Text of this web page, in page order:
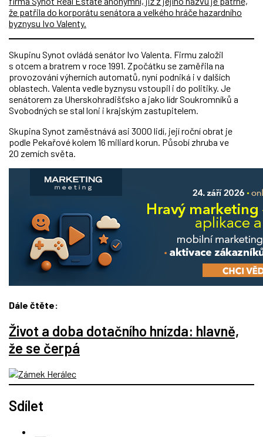
Skupinu Synot ovládá senátor Ivo Valenta. Firmu založil
s otcem a bratrem v roce 1991. Zpočátku se zaměřila na
provozování výherních automatů, nyní podniká i v dalších
oblastech. Valenta vedle byznysu vstoupil i do politiky. Je
senátorem za Uherskohradišťsko a jako lídr Soukromníků a
Svobodných se stal loni i krajským zastupitelem.
Skupina Synot zaměstnává asi 3000 lidí, její roční obrat je
podle Pekařové kolem 16 miliard korun. Působí zhruba ve
20 zemích světa.
Dále čtěte:
Život a doba dotačního hnízda: hlavně,
že se čerpá
Sdílet